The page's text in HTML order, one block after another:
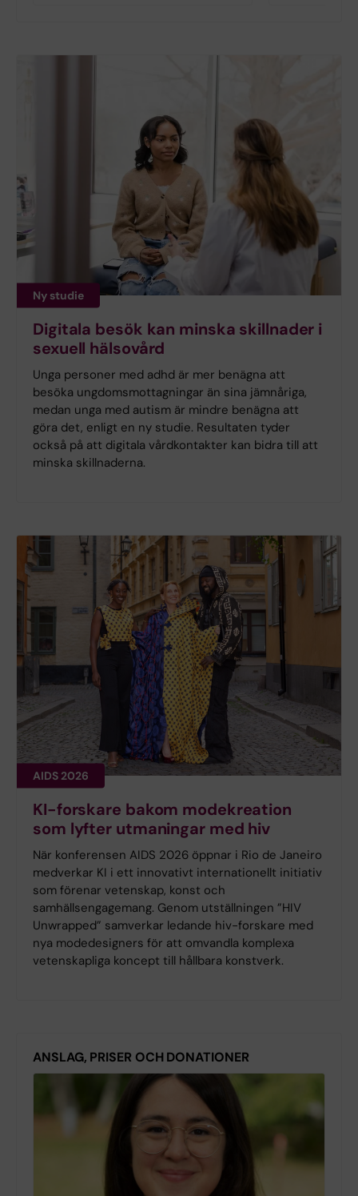
Ny studie
Digitala besök kan minska skillnader i
sexuell hälsovård
Unga personer med adhd är mer benägna att
besöka ungdomsmottagningar än sina jämnåriga,
medan unga med autism är mindre benägna att
göra det, enligt en ny studie. Resultaten tyder
också på att digitala vårdkontakter kan bidra till att
minska skillnaderna.
AIDS 2026
KI-forskare bakom modekreation
som lyfter utmaningar med hiv
När konferensen AIDS 2026 öppnar i Rio de Janeiro
medverkar KI i ett innovativt internationellt initiativ
som förenar vetenskap, konst och
samhällsengagemang. Genom utställningen ”HIV
Unwrapped” samverkar ledande hiv-forskare med
nya modedesigners för att omvandla komplexa
vetenskapliga koncept till hållbara konstverk.
ANSLAG, PRISER OCH DONATIONER